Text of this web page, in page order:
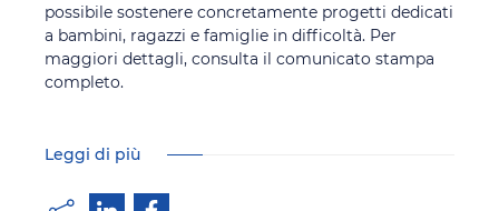
possibile sostenere concretamente progetti dedicati
a bambini, ragazzi e famiglie in difficoltà. Per
maggiori dettagli, consulta il comunicato stampa
completo.
Leggi di più